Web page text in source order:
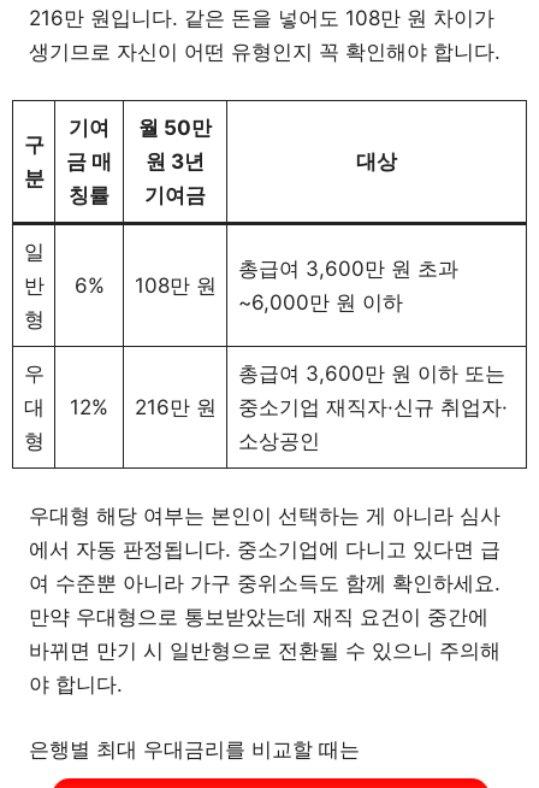
216만 원입니다. 같은 돈을 넣어도 108만 원 차이가
생기므로 자신이 어떤 유형인지 꼭 확인해야 합니다.
구
분
기여
금 매
칭률
월 50만
원 3년
기여금
대상
일
반
형
6% 108만 원
총급여 3,600만 원 초과
~6,000만 원 이하
우
대
형
12% 216만 원
총급여 3,600만 원 이하 또는
중소기업 재직자·신규 취업자·
소상공인
우대형 해당 여부는 본인이 선택하는 게 아니라 심사
에서 자동 판정됩니다. 중소기업에 다니고 있다면 급
여 수준뿐 아니라 가구 중위소득도 함께 확인하세요.
만약 우대형으로 통보받았는데 재직 요건이 중간에
바뀌면 만기 시 일반형으로 전환될 수 있으니 주의해
야 합니다.
은행별 최대 우대금리를 비교할 때는